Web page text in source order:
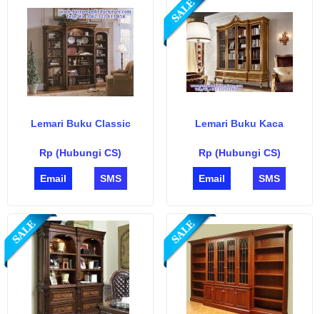
Lemari Buku Classic
Rp (Hubungi CS)
Email SMS
Lemari Buku Kaca
Rp (Hubungi CS)
Email SMS